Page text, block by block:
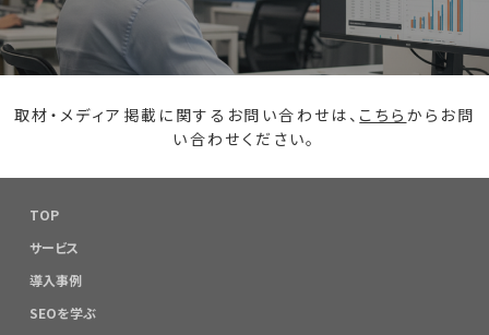
取材・メディア掲載に関するお問い合わせは、 こちら からお問
い合わせください。
TOP
サービス
導入事例
SEOを学ぶ